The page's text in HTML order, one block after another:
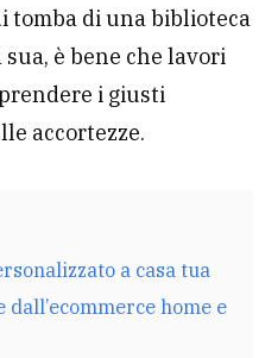
tomba di una biblioteca
è bene che lavori
i giusti
accortezze.
a casa tua
home e